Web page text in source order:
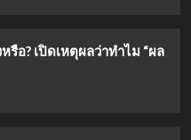
อ? เปิดเหตุผลว่าทำไม “ผล